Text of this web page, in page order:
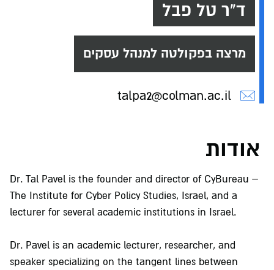
ד"ר טל פבל
מרצה בפקולטה למנהל עסקים
talpa2@colman.ac.il
אודות
Dr. Tal Pavel is the founder and director of CyBureau –
The Institute for Cyber Policy Studies, Israel, and a
lecturer for several academic institutions in Israel.
Dr. Pavel is an academic lecturer, researcher, and
speaker specializing on the tangent lines between